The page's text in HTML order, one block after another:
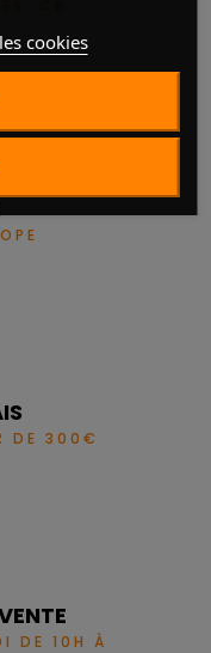
cookies
DE 300€
DE 10H À